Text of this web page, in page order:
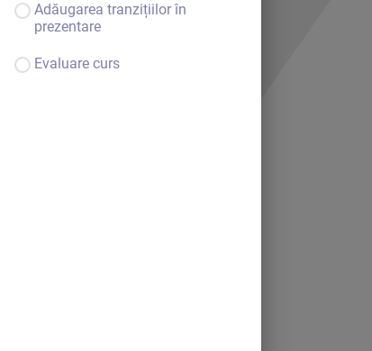
Adăugarea tranzițiilor în
prezentare
Evaluare curs